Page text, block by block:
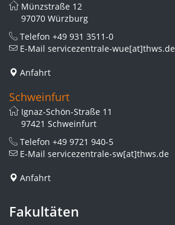
Münzstraße 12
97070 Würzburg
Telefon +49 931 3511-0
E-Mail servicezentrale-wue[at]thws.de
Anfahrt
Schweinfurt
Ignaz-Schön-Straße 11
97421 Schweinfurt
Telefon +49 9721 940-5
E-Mail servicezentrale-sw[at]thws.de
Anfahrt
Fakultäten